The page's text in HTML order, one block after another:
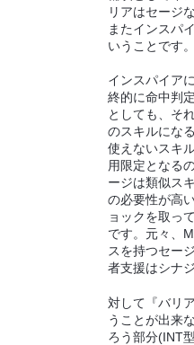
リアはセージ
またインスパ
いうことです。
インスパイア
終的に命中判
としても、そ
のスキルにな
使えないスキ
用限定となる
ージは類似ス
の必要性が高
ョックを取っ
です。元々、
スを持つセー
者支援はシナ
対して『バリ
うことが出来
ろう部分(INT